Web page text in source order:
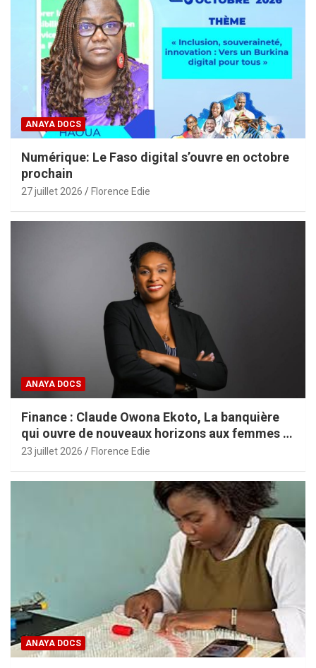
ANAYA DOCS
Numérique: Le Faso digital s’ouvre en octobre
prochain
27 juillet 2026 Florence Edie
ANAYA DOCS
Finance : Claude Owona Ekoto, La banquière
qui ouvre de nouveaux horizons aux femmes et
aux PME africaines
23 juillet 2026 Florence Edie
ANAYA DOCS